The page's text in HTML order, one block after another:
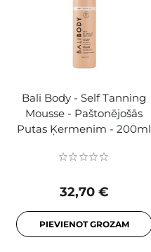
Bali Body - Self Tanning
Mousse - Paštonējošās
Putas Ķermenim - 200ml
32,70 €
PIEVIENOT GROZAM